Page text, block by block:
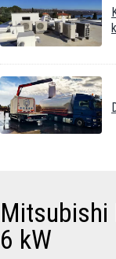
Mitsubishi
6 kW